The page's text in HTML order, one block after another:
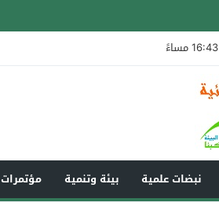
نبضات علمية بيئة وتنمية